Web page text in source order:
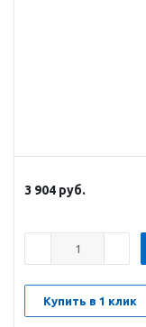
3 904 руб.
Купить в 1 клик